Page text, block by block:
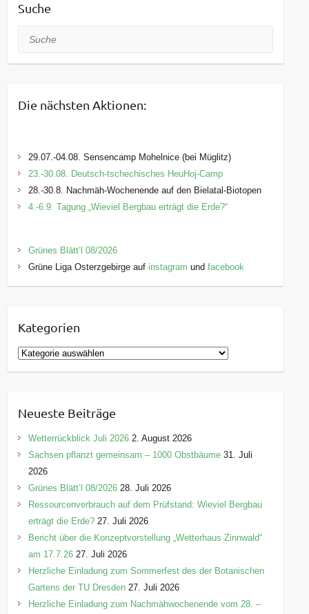
Suche
Suche
Die nächsten Aktionen:
29.07.-04.08. Sensencamp Mohelnice (bei Müglitz)
23.-30.08. Deutsch-tschechisches HeuHoj-Camp
28.-30.8. Nachmäh-Wochenende auf den Bielatal-Biotopen
4.-6.9. Tagung „Wieviel Bergbau erträgt die Erde?“
Grünes Blätt’l 08/2026
Grüne Liga Osterzgebirge auf instagram undfacebook
Kategorien
K
a
g
o
r
e
n
Neueste Beiträge
Wetterrückblick Juli 2026 2. August 2026
Sachsen pflanzt gemeinsam – 1000 Obstbäume 31. Juli
2026
Grünes Blätt’l 08/2026 28. Juli 2026
Ressourcenverbrauch auf dem Prüfstand: Wieviel Bergbau
erträgt die Erde? 27. Juli 2026
Bericht über die Konzeptvorstellung „Wetterhaus Zinnwald“
am 17.7.26 27. Juli 2026
Herzliche Einladung zum Sommerfest des der Botanischen
Gartens der TU Dresden 27. Juli 2026
Herzliche Einladung zum Nachmähwochenende vom 28. –